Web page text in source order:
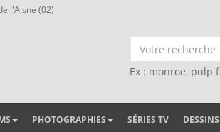
l'Aisne (02)
Ex : monroe, pulp
PHOTOGRAPHIES SÉRIES TV